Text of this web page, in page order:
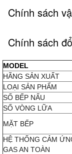
Chính sách
Chính sách
MODEL
HÃNG SẢN XUẤT
LOẠI SẢN PHẨM
SỐ BẾP NẤU
SỐ VÒNG LỮA
MẶT BẾP
HỆ THỐNG CẢM
GAS AN TOÀN